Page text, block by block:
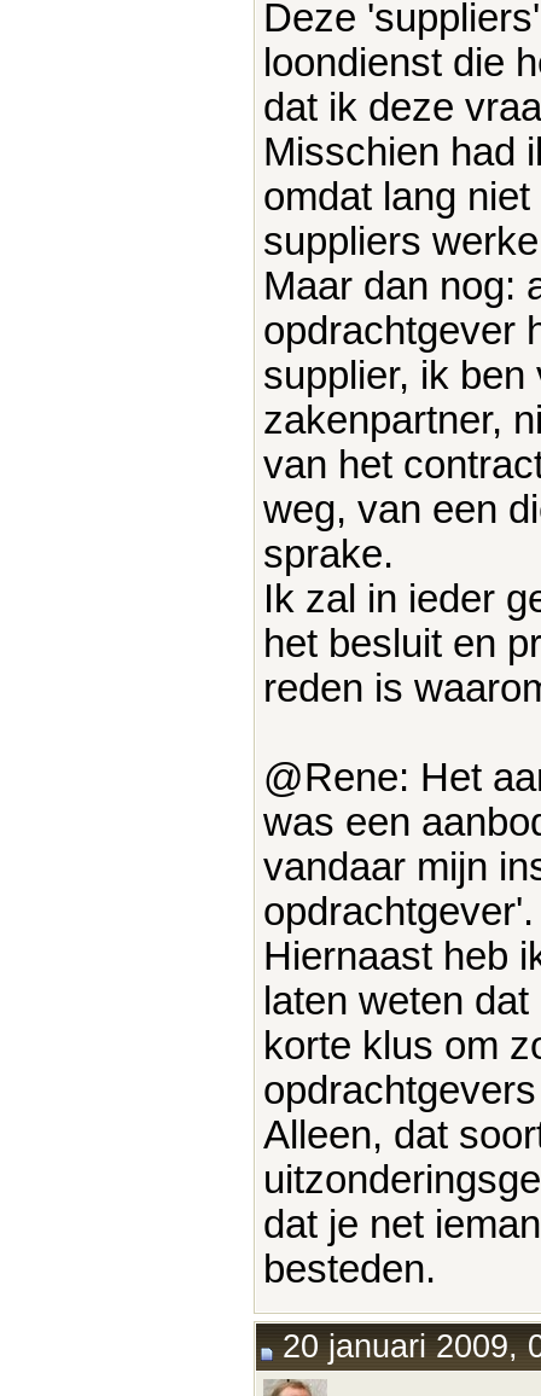
Deze
loondienst die
dat ik deze
Misschien had
omdat lang
suppliers
Maar dan nog:
opdrachtgever
supplier, ik
zakenpartner,
van het
weg, van een
sprake.
Ik zal in ieder
het besluit en
reden is
@Rene: Het
was een
vandaar mijn
opdrachtgever'.
Hiernaast heb
laten weten
korte klus om
Alleen, dat
dat je net
besteden.
20 januari 2009,